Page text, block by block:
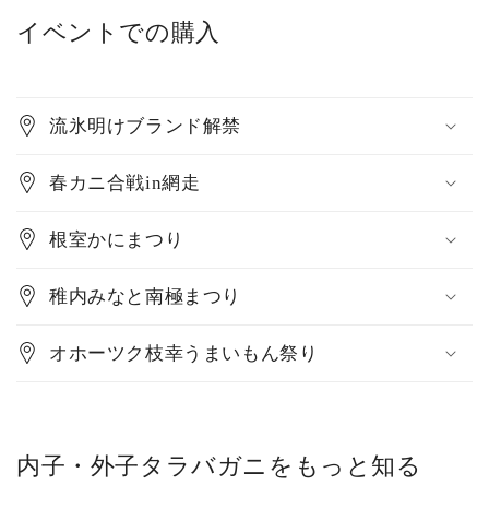
イベントでの購入
流氷明けブランド解禁
春カニ合戦in網走
根室かにまつり
稚内みなと南極まつり
オホーツク枝幸うまいもん祭り
内子・外子タラバガニをもっと知る